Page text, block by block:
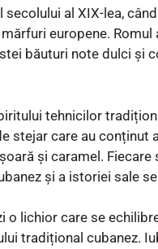
al XIX-lea,
europene.
băuturi note dulci și
tehnicilor
stejar care au conținut
și caramel. Fiecare
și a istoriei sale
o lichior care se
tradițional cubanez.